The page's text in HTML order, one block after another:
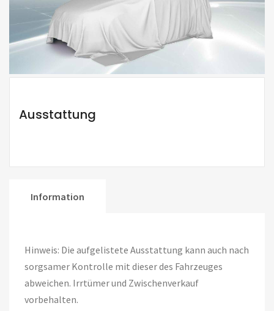
Ausstattung
Information
Hinweis: Die aufgelistete Ausstattung kann auch nach
sorgsamer Kontrolle mit dieser des Fahrzeuges
abweichen. Irrtümer und Zwischenverkauf
vorbehalten.